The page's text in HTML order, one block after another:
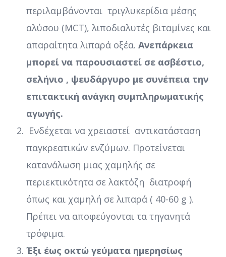
περιλαμβάνονται τριγλυκερίδια μέσης
αλύσου (MCT), λιποδιαλυτές βιταμίνες και
απαραίτητα λιπαρά οξέα.Ανεπάρκεια
μπορεί να παρουσιαστεί σε ασβέστιο,
σελήνιο , ψευδάργυρο με συνέπεια την
επιτακτική ανάγκη συμπληρωματικής
αγωγής.
Ενδέχεται να χρειαστεί αντικατάσταση
παγκρεατικών ενζύμων. Προτείνεται
κατανάλωση μιας χαμηλής σε
περιεκτικότητα σε λακτόζη διατροφή
όπως και χαμηλή σε λιπαρά ( 40-60 g ).
Πρέπει να αποφεύγονται τα τηγανητά
τρόφιμα.
Έξι έως οκτώ γεύματα ημερησίως